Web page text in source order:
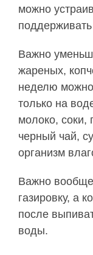
можно
поддерживать
Важно
жареных,
неделю можно
только на
молоко, соки,
черный чай,
организм
Важно вообще
газировку, а
после
воды.